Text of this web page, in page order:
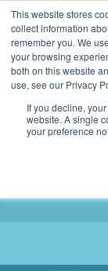
This website stores
collect information
remember you. We
your browsing
both on this website
use, see our Privacy
If you decline,
website. A single
your preference
2155 9055